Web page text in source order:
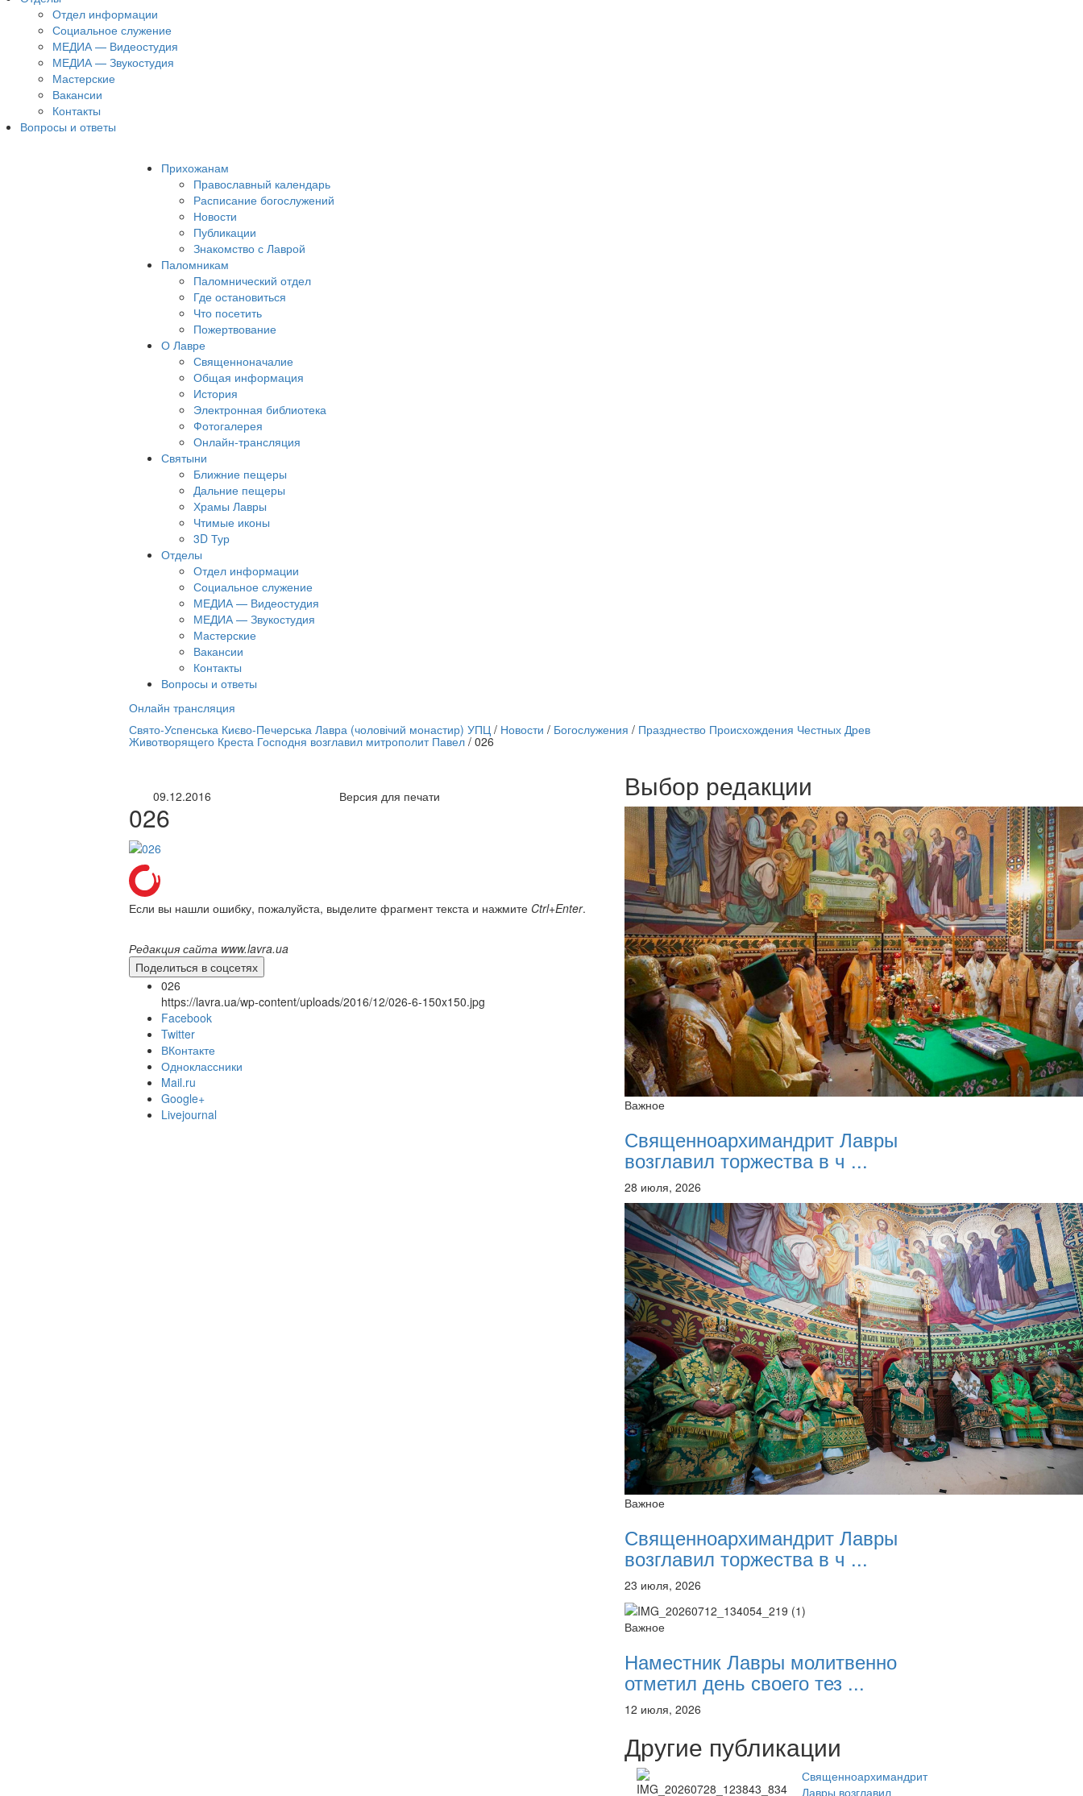
Отдел информации
Социальное служение
МЕДИА — Видеостудия
МЕДИА — Звукостудия
Мастерские
Вакансии
Контакты
Вопросы и ответы
Прихожанам
Православный календарь
Расписание богослужений
Новости
Публикации
Знакомство с Лаврой
Паломникам
Паломнический отдел
Где остановиться
Что посетить
Пожертвование
О Лавре
Священноначалие
Общая информация
История
Электронная библиотека
Фотогалерея
Онлайн-трансляция
Святыни
Ближние пещеры
Дальние пещеры
Храмы Лавры
Чтимые иконы
3D Тур
Отделы
Отдел информации
Социальное служение
МЕДИА — Видеостудия
МЕДИА — Звукостудия
Мастерские
Вакансии
Контакты
Вопросы и ответы
Онлайн трансляция
12 сентября
Онлайн трансляции
12 сентября 2015Название трансляции
12 сентября 2015Название трансляции
12 сентября 2015Название трансляции
12 сентября 2015Название трансляции
12 сентября 2015Название трансляции
12 сентября 2015 Название трансляции
12 сентября 2015Название трансляции
12 сентября 2015Название трансляции
Перейти к архиву
Свято-Успенська Києво-Печерська Лавра (чоловічий монастир) УПЦ/ Новости / Богослужения / Празднество Происхождения Честных Древ
Животворящего Креста Господня возглавил митрополит Павел/ 026
09.12.2016 Версия для печати
026
Если вы нашли ошибку, пожалуйста, выделите фрагмент текста и нажмите Ctrl+Enter.
Редакция сайта www.lavra.ua
Поделиться в соцсетях
026
https://lavra.ua/wp-content/uploads/2016/12/026-6-150x150.jpg
Facebook
Twitter
ВКонтакте
Одноклассники
Mail.ru
Google+
Livejournal
Выбор редакции
Важное
Священноархимандрит Лавры
возглавил торжества в ч ...
28 июля, 2026
Важное
Священноархимандрит Лавры
возглавил торжества в ч ...
23 июля, 2026
Важное
Наместник Лавры молитвенно
отметил день своего тез ...
12 июля, 2026
Другие публикации
Священноархимандрит
Лавры возглавил